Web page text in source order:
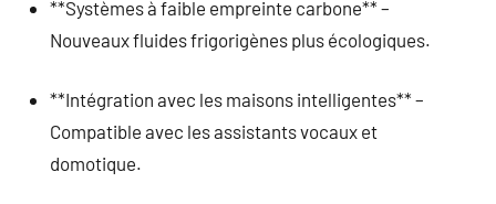
**Systèmes à faible empreinte carbone** –
Nouveaux fluides frigorigènes plus écologiques.
**Intégration avec les maisons intelligentes** –
Compatible avec les assistants vocaux et
domotique.